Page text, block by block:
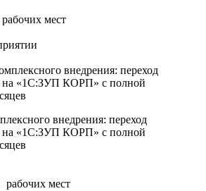
мест
внедрения: переход
«1С:ЗУП КОРП» с полной
рабочих мест